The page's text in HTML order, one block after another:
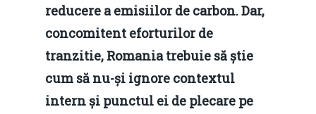
reducere a emisiilor de carbon. Dar,
concomitent eforturilor de
tranzitie, Romania trebuie să știe
cum să nu-și ignore contextul
intern și punctul ei de plecare pe